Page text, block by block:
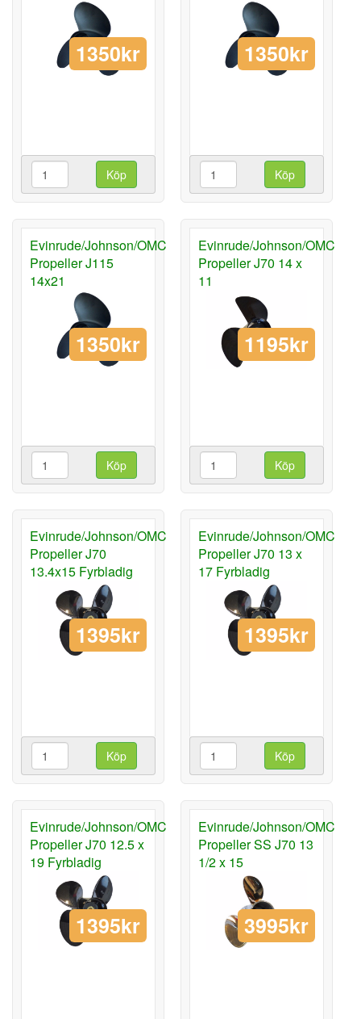
1350kr
Köp
1350kr
Köp
Evinrude/Johnson/OMC
Propeller J115
14x21
1350kr
Köp
Evinrude/Johnson/OMC
Propeller J70 14 x
11
1195kr
Köp
Evinrude/Johnson/OMC
Propeller J70
13.4x15 Fyrbladig
1395kr
Köp
Evinrude/Johnson/OMC
Propeller J70 13 x
17 Fyrbladig
1395kr
Köp
Evinrude/Johnson/OMC
Propeller J70 12.5 x
19 Fyrbladig
1395kr
Evinrude/Johnson/OMC
Propeller SS J70 13
1/2 x 15
3995kr